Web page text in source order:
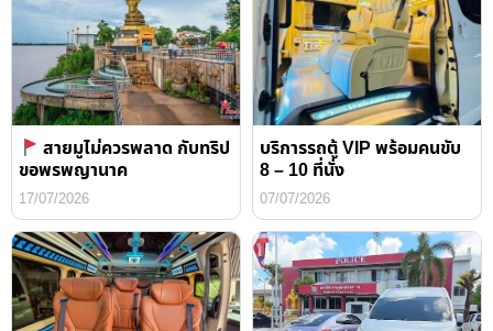
สายมูไม่ควรพลาด กับทริป
ขอพรพญานาค
17/07/2026
บริการรถตู้ VIP พร้อมคนขับ
8 – 10 ที่นั่ง
07/07/2026